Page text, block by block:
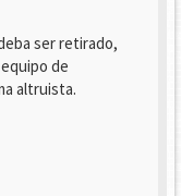
ser retirado,
equipo de
altruista.